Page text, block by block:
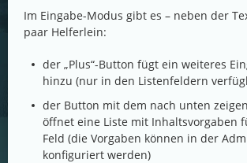
Im Eingabe-Modus gibt es – neben der
paar Helferlein:
der „Plus“-Button fügt ein weiteres
hinzu (nur in den Listenfeldern
der Button mit dem nach unten
öffnet eine Liste mit Inhaltsvorgaben
Feld (die Vorgaben können in der
konfiguriert werden)